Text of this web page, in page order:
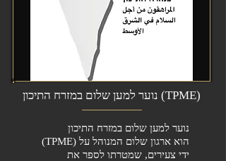
נוער למען שלום במזרח התיכון (TPME)
נוער למען שלום במזרח התיכון
(TPME) הוא ארגון שלום המנוהל על
ידי צעירים, שמטרתו לספר את